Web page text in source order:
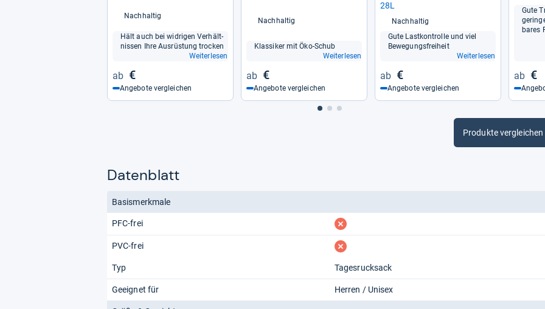
Nachhaltig
Hält auch bei wid­ri­gen Ver­hält­
nis­sen Ihre Aus­rüs­tung tro­cken
Weiterlesen
€
Angebote vergleichen
Nachhaltig
Klas­si­ker mit Öko-​Schub
Weiterlesen
€
Angebote vergleichen
28L
Nachhaltig
Gute Last­kon­trolle und viel
Bewe­gungs­frei­heit
Weiterlesen
€
Angebote vergleichen
Gute
ba­res
€
Produkte vergleichen
Datenblatt
PFC-frei fehlt
PVC-frei fehlt
Basismerkmale
Typ Tagesrucksack
Geeignet für Herren / Unisex